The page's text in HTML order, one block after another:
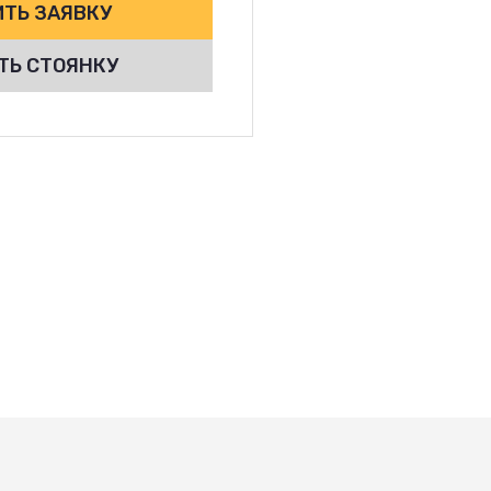
ЗАЯВКУ
СТОЯНКУ